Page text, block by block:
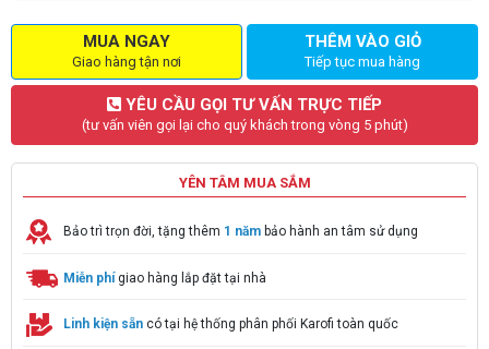
MUA NGAY
Giao hàng tận nơi
THÊM VÀO GIỎ
Tiếp tục mua hàng
YÊU CẦU GỌI TƯ VẤN TRỰC TIẾP
(tư vấn viên gọi lại cho quý khách trong vòng 5 phút)
YÊN TÂM MUA SẮM
Bảo trì trọn đời, tặng thêm 1 năm bảo hành an tâm sử dụng
Miễn phígiao hàng lắp đặt tại nhà
Linh kiện sẵn có tại hệ thống phân phối Karofi toàn quốc